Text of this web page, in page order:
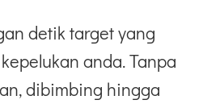
detik target yang
anda. Tanpa
dibimbing hingga